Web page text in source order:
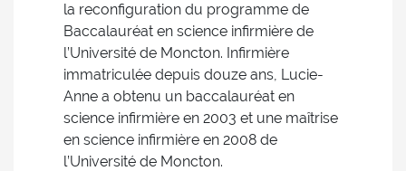
la reconfiguration du programme de
Baccalauréat en science infirmière de
l’Université de Moncton. Infirmière
immatriculée depuis douze ans, Lucie-
Anne a obtenu un baccalauréat en
science infirmière en 2003 et une maîtrise
en science infirmière en 2008 de
l’Université de Moncton.